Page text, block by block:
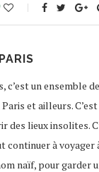
c’est un ensemble
et ailleurs. C’est
des lieux insolites.
continuer à voyager
naïf, pour garder